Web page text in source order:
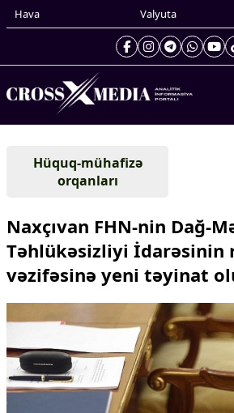
Hava Valyuta
Gündəm
Dünya
Xarici xəbərlər
Cənubi Qafqaz
Türk Dünyası
Yaxın Şərq
Amerika
Asiya
Çarpaz baxış
Təhlil
Hüquq-mühafizə
orqanları
Naxçıvan FHN-nin Dağ-
Təhlükəsizliyi İdarəsinin
vəzifəsinə yeni təyinat